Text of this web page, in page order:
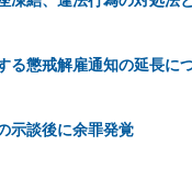
る懲戒解雇通知の延長に
示談後に余罪発覚